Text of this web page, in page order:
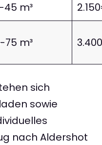
45 m³
75 m³
sich
sowie
nach Aldershot